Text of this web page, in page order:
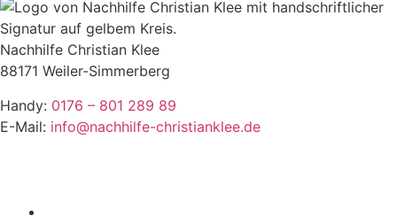
Nachhilfe Christian Klee
88171 Weiler-Simmerberg
Handy: 0176 – 801 289 89
E-Mail: info@nachhilfe-christianklee.de